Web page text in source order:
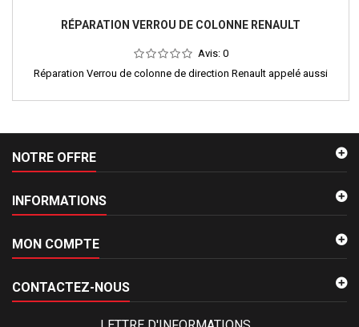
RÉPARATION VERROU DE COLONNE RENAULT
Avis: 0
Réparation Verrou de colonne de direction Renault appelé aussi
NOTRE OFFRE
INFORMATIONS
MON COMPTE
CONTACTEZ-NOUS